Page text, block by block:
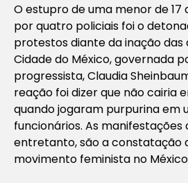
O estupro de uma menor de
por quatro policiais foi o
protestos diante da inação das
Cidade do México, governada
progressista, Claudia
reação foi dizer que não cairia
quando jogaram purpurina em
funcionários. As manifestações
entretanto, são a constatação
movimento feminista no